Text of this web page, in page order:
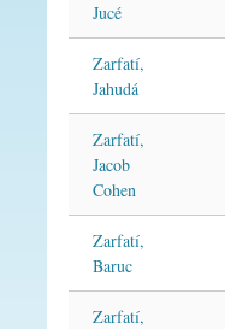
Jucé
Zarfatí,
Jahudá
Zarfatí,
Jacob
Cohen
Zarfatí,
Baruc
Zarfatí,